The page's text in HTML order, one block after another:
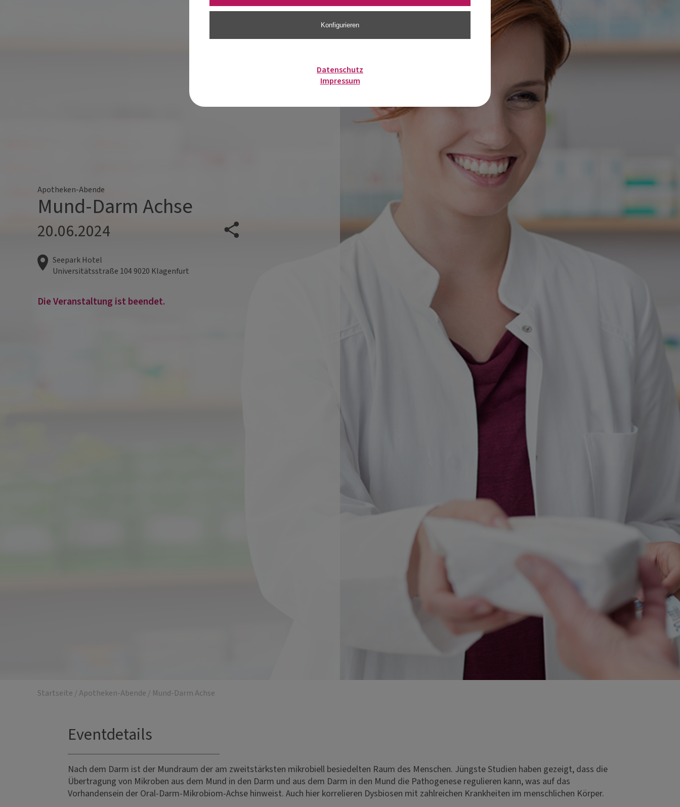
Apotheken-Abende
Mund-Darm Achse
20.06.2024
Veranstaltung teilen
Seepark Hotel
Universitätsstraße 1049020 Klagenfurt
Die Veranstaltung ist beendet.
Startseite /Apotheken-Abende / Mund-Darm Achse
Eventdetails
Nach dem Darm ist der Mundraum der am zweitstärksten mikrobiell besiedelten Raum des Menschen. Jüngste Studien haben gezeigt, dass die
Übertragung von Mikroben aus dem Mund in den Darm und aus dem Darm in den Mund die Pathogenese regulieren kann, was auf das
Vorhandensein der Oral-Darm-Mikrobiom-Achse hinweist. Auch hier korrelieren Dysbiosen mit zahlreichen Krankheiten im menschlichen Körper.
Konfigurieren
Datenschutz
Impressum